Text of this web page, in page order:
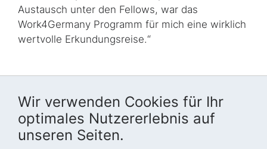
Wir verwenden Cookies für Ihr
optimales Nutzererlebnis auf
unseren Seiten.
Austausch unter den Fellows, war das
Work4Germany Programm für mich eine wirklich
wertvolle Erkundungsreise.“